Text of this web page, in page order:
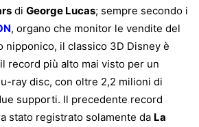
di George Lucas; sempre secondo i
, organo che monitor le vendite del
nipponico, il classico 3D Disney è
record più alto mai visto per un
ray disc, con oltre 2,2 milioni di
supporti. Il precedente record
stato registrato solamente da La